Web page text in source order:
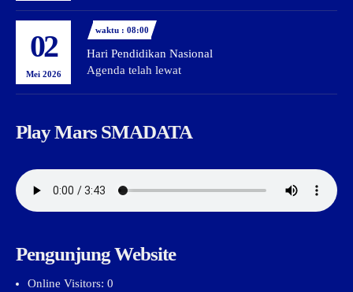
02
Mei 2026
waktu : 08:00
Hari Pendidikan Nasional
Agenda telah lewat
Play Mars SMADATA
Pengunjung Website
Online Visitors: 0